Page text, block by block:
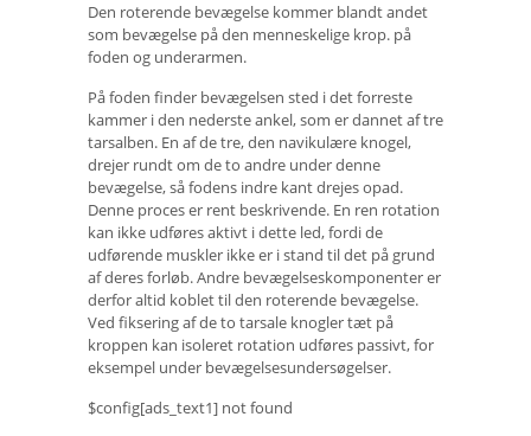
Den roterende bevægelse kommer blandt andet
som bevægelse på den menneskelige krop. på
foden og underarmen.
På foden finder bevægelsen sted i det forreste
kammer i den nederste ankel, som er dannet af tre
tarsalben. En af de tre, den navikulære knogel,
drejer rundt om de to andre under denne
bevægelse, så fodens indre kant drejes opad.
Denne proces er rent beskrivende. En ren rotation
kan ikke udføres aktivt i dette led, fordi de
udførende muskler ikke er i stand til det på grund
af deres forløb. Andre bevægelseskomponenter er
derfor altid koblet til den roterende bevægelse.
Ved fiksering af de to tarsale knogler tæt på
kroppen kan isoleret rotation udføres passivt, for
eksempel under bevægelsesundersøgelser.
$config[ads_text1] not found